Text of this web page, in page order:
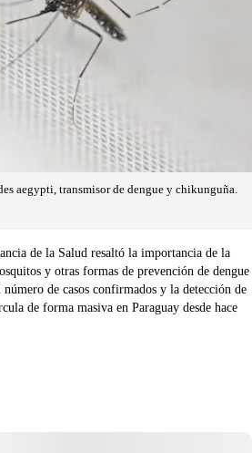
aegypti, transmisor de dengue y chikunguña.
de la Salud resaltó la importancia de la
y otras formas de prevención de dengue
de casos confirmados y la detección de
de forma masiva en Paraguay desde hace